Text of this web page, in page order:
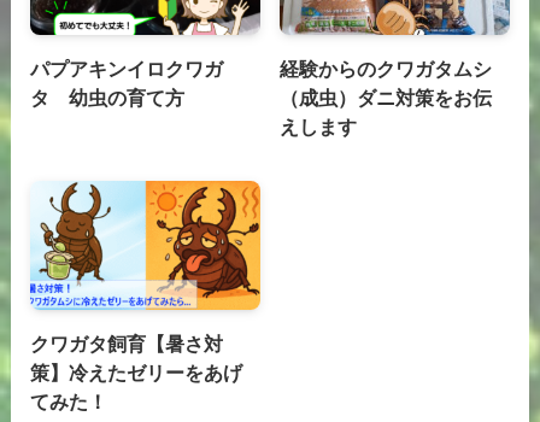
パプアキンイロクワガ
タ 幼虫の育て方
経験からのクワガタムシ
（成虫）ダニ対策をお伝
えします
クワガタ飼育【暑さ対
策】冷えたゼリーをあげ
てみた！